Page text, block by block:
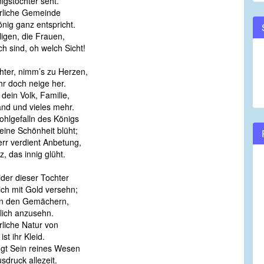
Gemeinde
ganz entspricht.
die Frauen,
sind, oh welch Sicht!
nimm’s zu Herzen,
doch neige her.
Volk, Familie,
und vieles mehr.
des Königs
Schönheit blüht;
verdient Anbetung,
das innig glüht.
dieser Tochter
mit Gold versehn;
den Gemächern,
anzusehn.
Natur von
ihr Kleid.
Sein reines Wesen
allezeit.